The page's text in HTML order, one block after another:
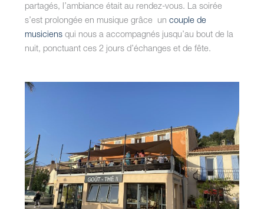
partagés, l’ambiance était au rendez-vous. La soirée
s’est prolongée en musique grâce uncouple de
musiciens qui nous a accompagnés jusqu’au bout de la
nuit, ponctuant ces 2 jours d’échanges et de fête.